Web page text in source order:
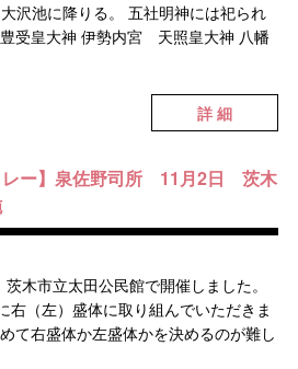
沢池に降りる。 五社明神には祀られ
受皇大神 伊勢内宮 天照皇大神 八幡
詳 細
レー】泉佐野司所 11月2日 茨木
木市立太田公民館で開催しました。
右（左）盛体に取り組んでいただきま
て右盛体か左盛体かを決めるのが難し